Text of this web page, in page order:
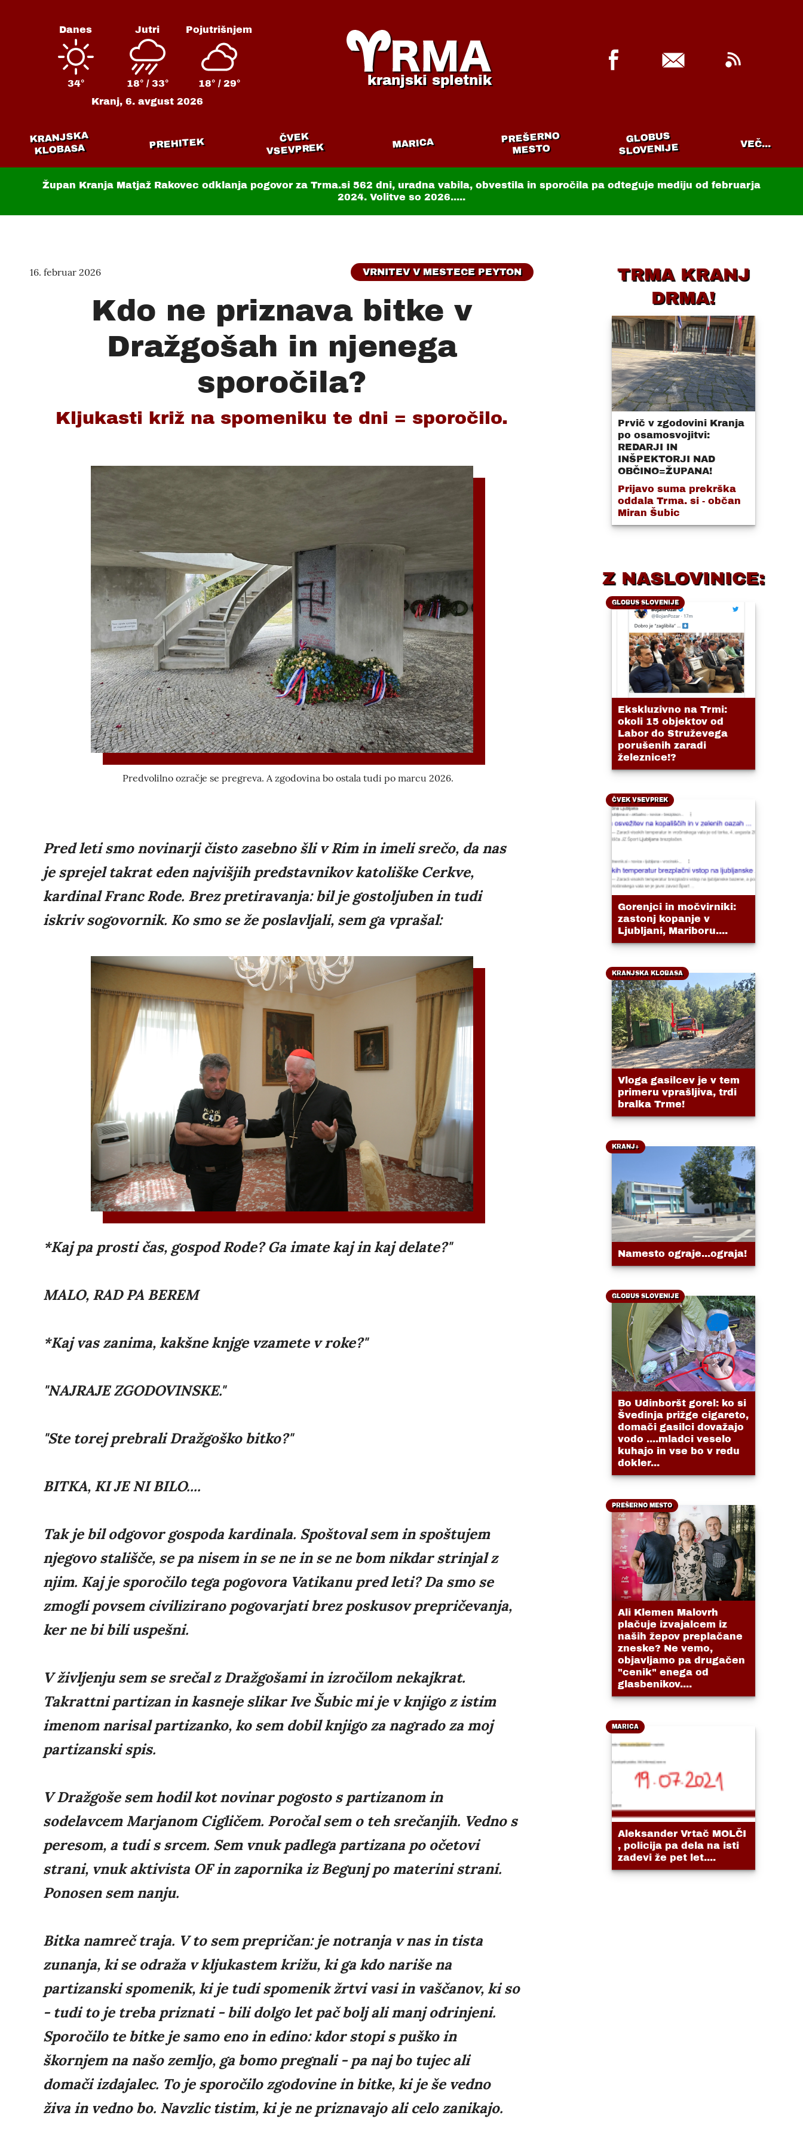
Danes
34°
Jutri
18° / 33°
Pojutrišnjem
18° / 29°
Kranj,6. avgust 2026
kranjski spletnik
KRANJSKA
KLOBASA PREHITEK ČVEK
VSEVPREK MARICA PREŠERNO
MESTO
GLOBUS
SLOVENIJE VEČ...
Župan Kranja Matjaž Rakovec odklanja pogovor za Trma.si 562 dni, uradna vabila, obvestila in sporočila pa odteguje mediju od februarja
2024. Volitve so 2026.....
16. februar 2026 VRNITEV V MESTECE PEYTON
Kdo ne priznava bitke v
Dražgošah in njenega
sporočila?
Kljukasti križ na spomeniku te dni = sporočilo.
Predvolilno ozračje se pregreva. A zgodovina bo ostala tudi po marcu 2026.
Pred leti smo novinarji čisto zasebno šli v Rim in imeli srečo, da nas
je sprejel takrat eden najvišjih predstavnikov katoliške Cerkve,
kardinal Franc Rode. Brez pretiravanja: bil je gostoljuben in tudi
iskriv sogovornik. Ko smo se že poslavljali, sem ga vprašal:
*Kaj pa prosti čas, gospod Rode? Ga imate kaj in kaj delate?"
MALO, RAD PA BEREM
*Kaj vas zanima, kakšne knjge vzamete v roke?"
"NAJRAJE ZGODOVINSKE."
"Ste torej prebrali Dražgoško bitko?"
BITKA, KI JE NI BILO....
Tak je bil odgovor gospoda kardinala. Spoštoval sem in spoštujem
njegovo stališče, se pa nisem in se ne in se ne bom nikdar strinjal z
njim. Kaj je sporočilo tega pogovora Vatikanu pred leti? Da smo se
zmogli povsem civilizirano pogovarjati brez poskusov prepričevanja,
ker ne bi bili uspešni.
V življenju sem se srečal z Dražgošami in izročilom nekajkrat.
Takrattni partizan in kasneje slikar Ive Šubic mi je v knjigo z istim
imenom narisal partizanko, ko sem dobil knjigo za nagrado za moj
partizanski spis.
V Dražgoše sem hodil kot novinar pogosto s partizanom in
sodelavcem Marjanom Cigličem. Poročal sem o teh srečanjih. Vedno s
peresom, a tudi s srcem. Sem vnuk padlega partizana po očetovi
strani, vnuk aktivista OF in zapornika iz Begunj po materini strani.
Ponosen sem nanju.
Bitka namreč traja. V to sem prepričan: je notranja v nas in tista
zunanja, ki se odraža v kljukastem križu, ki ga kdo nariše na
partizanski spomenik, ki je tudi spomenik žrtvi vasi in vaščanov, ki so
- tudi to je treba priznati - bili dolgo let pač bolj ali manj odrinjeni.
Sporočilo te bitke je samo eno in edino: kdor stopi s puško in
škornjem na našo zemljo, ga bomo pregnali - pa naj bo tujec ali
domači izdajalec. To je sporočilo zgodovine in bitke, ki je še vedno
živa in vedno bo. Navzlic tistim, ki je ne priznavajo ali celo zanikajo.
TRMA KRANJ
DRMA!
Prvič v zgodovini Kranja
po osamosvojitvi:
REDARJI IN
INŠPEKTORJI NAD
OBČINO=ŽUPANA!
Prijavo suma prekrška
oddala Trma. si - občan
Miran Šubic
Z NASLOVINICE:
GLOBUS SLOVENIJE
Ekskluzivno na Trmi:
okoli 15 objektov od
Labor do Struževega
porušenih zaradi
železnice!?
ČVEK VSEVPREK
Gorenjci in močvirniki:
zastonj kopanje v
Ljubljani, Mariboru....
KRANJSKA KLOBASA
Vloga gasilcev je v tem
primeru vprašljiva, trdi
bralka Trme!
KRANJ+
Namesto ograje...ograja!
GLOBUS SLOVENIJE
Bo Udinboršt gorel: ko si
Švedinja prižge cigareto,
domači gasilci dovažajo
vodo ....mladci veselo
kuhajo in vse bo v redu
dokler...
PREŠERNO MESTO
Ali Klemen Malovrh
plačuje izvajalcem iz
naših žepov preplačane
zneske? Ne vemo,
objavljamo pa drugačen
"cenik" enega od
glasbenikov....
MARICA
Aleksander Vrtač MOLČI
, policija pa dela na isti
zadevi že pet let....